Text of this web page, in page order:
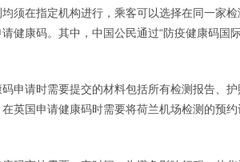
均须在指定机构进行，乘客可以选择在同一家
健康码。其中，中国公民通过“防疫健康码国
码申请时需要提交的材料包括所有检测报告、
英国申请健康码时需要将荷兰机场检测的预